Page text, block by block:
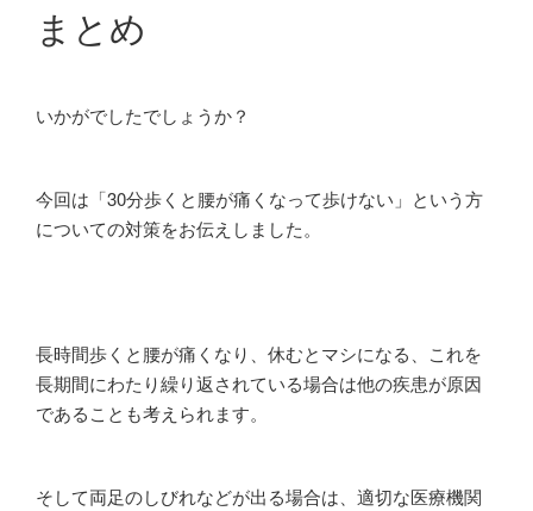
まとめ
いかがでしたでしょうか？
今回は「30分歩くと腰が痛くなって歩けない」という方
についての対策をお伝えしました。
長時間歩くと腰が痛くなり、休むとマシになる、これを
長期間にわたり繰り返されている場合は他の疾患が原因
であることも考えられます。
そして両足のしびれなどが出る場合は、適切な医療機関